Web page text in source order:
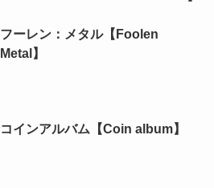
フーレン：メタル【Foolen
Metal】
コインアルバム【Coin album】